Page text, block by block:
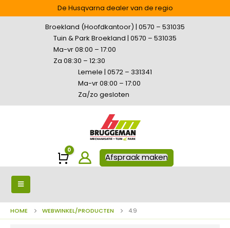
De Husqvarna dealer van de regio
Broekland (Hoofdkantoor) | 0570 – 531035
Tuin & Park Broekland | 0570 – 531035
Ma-vr 08:00 – 17:00
Za 08:30 – 12:30
Lemele | 0572 – 331341
Ma-vr 08:00 – 17:00
Za/zo gesloten
Winkelwagen
0
Afspraak maken
HOME WEBWINKEL/PRODUCTEN 4.9